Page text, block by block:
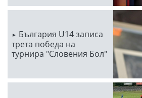
България U14 записа
трета победа на
турнира "Словения Бол"